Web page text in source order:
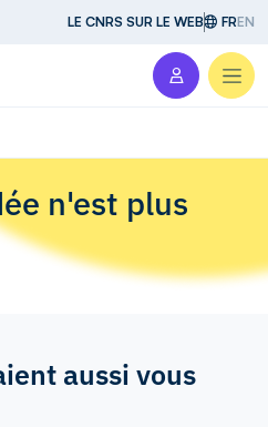
LE CNRS SUR LE WEB FREN
n'est plus
aussi vous